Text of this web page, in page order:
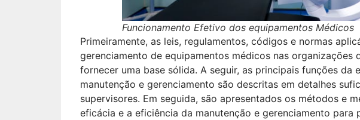
Funcionamento Efetivo dos equipamentos Médicos
Primeiramente, as leis, regulamentos, códigos e normas
gerenciamento de equipamentos médicos nas organizações
fornecer uma base sólida. A seguir, as principais funções da
manutenção e gerenciamento são descritas em detalhes
supervisores. Em seguida, são apresentados os métodos e
eficácia e a eficiência da manutenção e gerenciamento para